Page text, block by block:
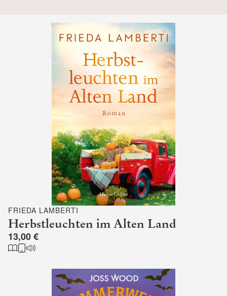
FRIEDA LAMBERTI
Herbstleuchten im Alten Land
13,00 €